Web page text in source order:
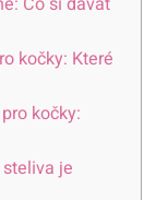
kočky: Které
kočky:
je